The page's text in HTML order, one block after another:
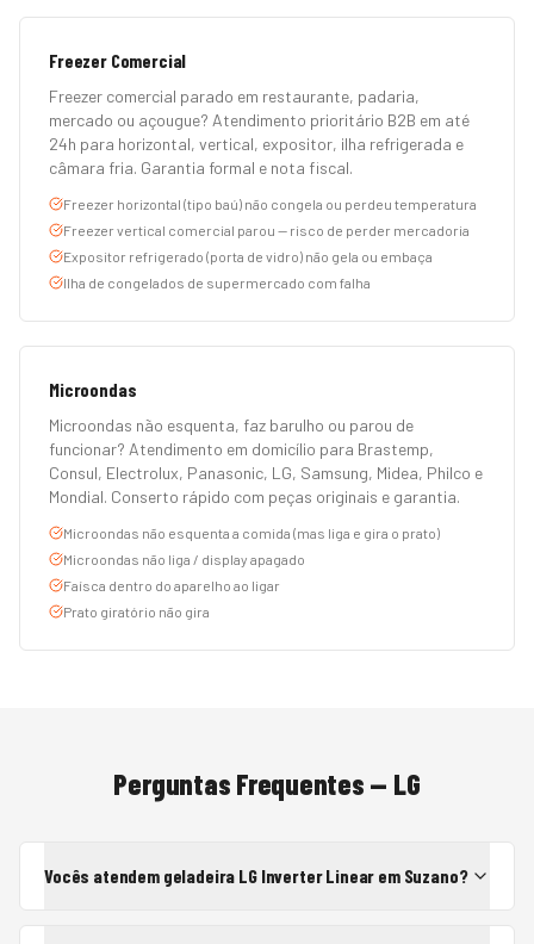
Freezer Comercial
Freezer comercial parado em restaurante, padaria,
mercado ou açougue? Atendimento prioritário B2B em até
24h para horizontal, vertical, expositor, ilha refrigerada e
câmara fria. Garantia formal e nota fiscal.
Freezer horizontal (tipo baú) não congela ou perdeu temperatura
Freezer vertical comercial parou — risco de perder mercadoria
Expositor refrigerado (porta de vidro) não gela ou embaça
Ilha de congelados de supermercado com falha
Microondas
Microondas não esquenta, faz barulho ou parou de
funcionar? Atendimento em domicílio para Brastemp,
Consul, Electrolux, Panasonic, LG, Samsung, Midea, Philco e
Mondial. Conserto rápido com peças originais e garantia.
Microondas não esquenta a comida (mas liga e gira o prato)
Microondas não liga / display apagado
Faísca dentro do aparelho ao ligar
Prato giratório não gira
Perguntas Frequentes — LG
Vocês atendem geladeira LG Inverter Linear em Suzano?